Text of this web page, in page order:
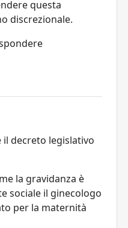
questa
discrezionale.
decreto legislativo
la gravidanza è
sociale il ginecologo
per la maternità